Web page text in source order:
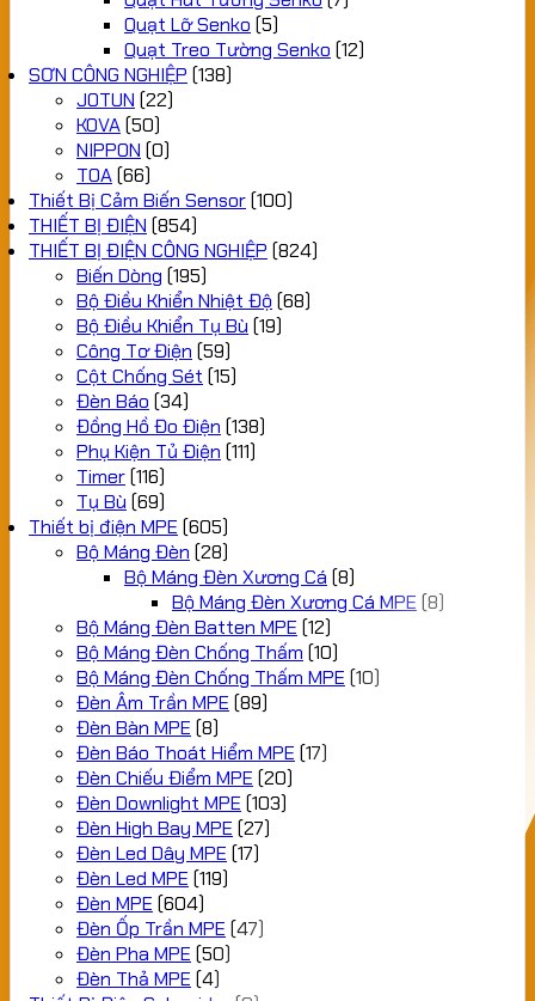
Quạt Lỡ Senko (5)
Quạt Treo Tường Senko (12)
SƠN CÔNG NGHIỆP (138)
JOTUN (22)
KOVA(50)
NIPPON (0)
TOA(66)
Thiết Bị Cảm Biến Sensor(100)
THIẾT BỊ ĐIỆN (854)
THIẾT BỊ ĐIỆN CÔNG NGHIỆP (824)
Biến Dòng (195)
Bộ Điều Khiển Nhiệt Độ (68)
Bộ Điều Khiển Tụ Bù (19)
Công Tơ Điện (59)
Cột Chống Sét (15)
Đèn Báo (34)
Đồng Hồ Đo Điện (138)
Phụ Kiện Tủ Điện (111)
Timer(116)
Tụ Bù (69)
Thiết bị điện MPE (605)
Bộ Máng Đèn (28)
Bộ Máng Đèn Xương Cá (8)
Bộ Máng Đèn Xương Cá MPE (8)
Bộ Máng Đèn Batten MPE (12)
Bộ Máng Đèn Chống Thấm (10)
Bộ Máng Đèn Chống Thấm MPE (10)
Đèn Âm Trần MPE (89)
Đèn Bàn MPE (8)
Đèn Báo Thoát Hiểm MPE (17)
Đèn Chiếu Điểm MPE (20)
Đèn Downlight MPE (103)
Đèn High Bay MPE (27)
Đèn Led Dây MPE (17)
Đèn Led MPE (119)
Đèn MPE (604)
Đèn Ốp Trần MPE (47)
Đèn Pha MPE (50)
Đèn Thả MPE (4)